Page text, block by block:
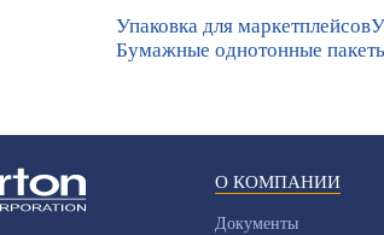
Упаковка для маркетплейсов
Бумажные однотонные
О КОМПАНИИ
Документы